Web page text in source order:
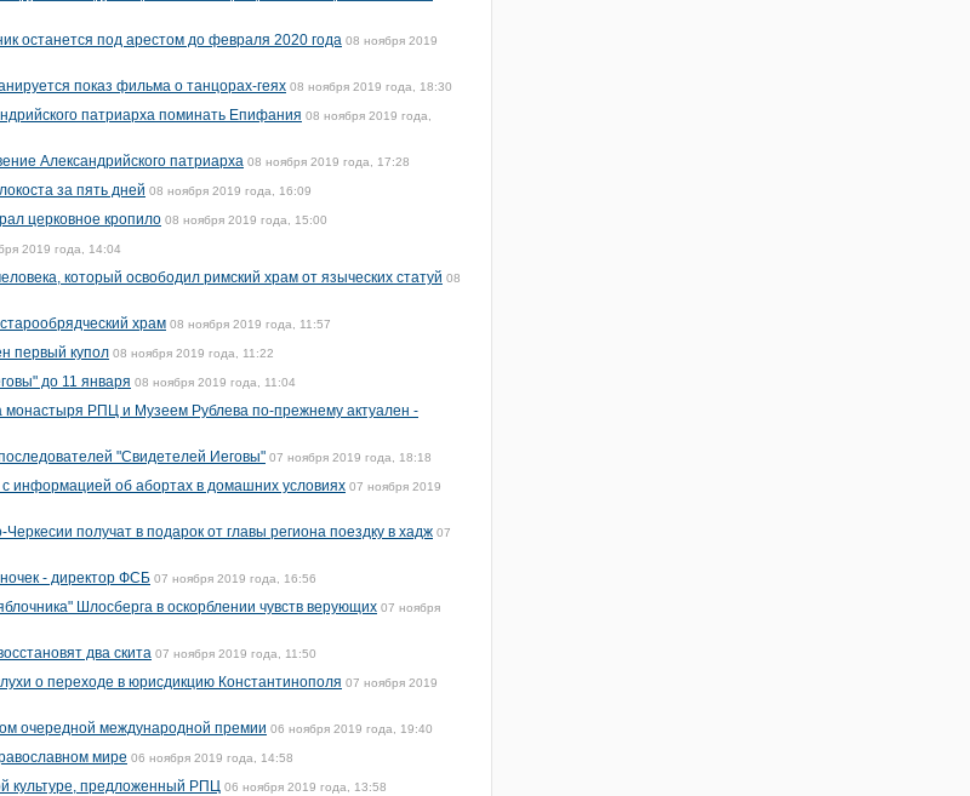
останется под арестом до февраля 2020 года 08 ноября 2019
показ фильма о танцорах-геях 08 ноября 2019 года, 18:30
патриарха поминать Епифания 08 ноября 2019 года,
Александрийского патриарха 08 ноября 2019 года, 17:28
за пять дней 08 ноября 2019 года, 16:09
церковное кропило 08 ноября 2019 года, 15:00
2019 года, 14:04
который освободил римский храм от языческих статуй 08
храм 08 ноября 2019 года, 11:57
первый купол 08 ноября 2019 года, 11:22
до 11 января 08 ноября 2019 года, 11:04
монастыря РПЦ и Музеем Рублева по-прежнему актуален -
"Свидетелей Иеговы" 07 ноября 2019 года, 18:18
информацией об абортах в домашних условиях 07 ноября 2019
получат в подарок от главы региона поездку в хадж 07
- директор ФСБ 07 ноября 2019 года, 16:56
Шлосберга в оскорблении чувств верующих 07 ноября
два скита 07 ноября 2019 года, 11:50
о переходе в юрисдикцию Константинополя 07 ноября 2019
очередной международной премии 06 ноября 2019 года, 19:40
мире 06 ноября 2019 года, 14:58
культуре, предложенный РПЦ 06 ноября 2019 года, 13:58